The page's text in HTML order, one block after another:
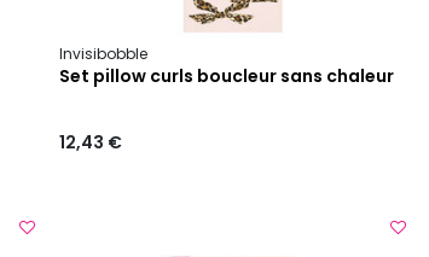
Invisibobble
Set pillow curls boucleur sans chaleur
12,43 €